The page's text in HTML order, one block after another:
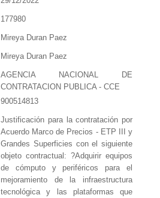
177980
Mireya Duran Paez
Mireya Duran Paez
AGENCIA NACIONAL DE
CONTRATACION PUBLICA - CCE
900514813
Justificación para la contratación por
Acuerdo Marco de Precios - ETP III y
Grandes Superficies con el siguiente
objeto contractual: ?Adquirir equipos
de cómputo y periféricos para el
mejoramiento de la infraestructura
tecnológica y las plataformas que